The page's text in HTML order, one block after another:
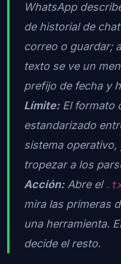
WhatsApp
de historial de
correo o guardar;
texto se ve un
prefijo de fecha y
Límite:El formato
estandarizado
sistema
tropezar a los
Acción:Abre el
mira las primeras
una herramienta.
decide el resto.